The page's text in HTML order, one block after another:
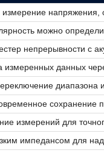
напряжения,
можно
непрерывности с
измеренных данных
измерений для
импедансом для